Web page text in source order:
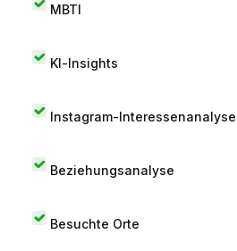
MBTI
KI-Insights
Instagram-Interessenanalyse
Beziehungsanalyse
Besuchte Orte